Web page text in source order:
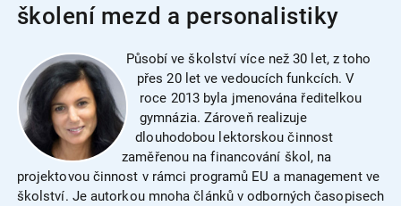
školení mezd a personalistiky
Působí ve školství více než 30 let, z toho
přes 20 let ve vedoucích funkcích. V
roce 2013 byla jmenována ředitelkou
gymnázia. Zároveň realizuje
dlouhodobou lektorskou činnost
zaměřenou na financování škol, na
projektovou činnost v rámci programů EU a management ve
školství. Je autorkou mnoha článků v odborných časopisech